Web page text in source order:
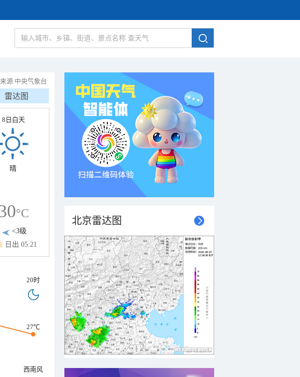
源 中央气象台
雷达图
8日白天
晴
°C
<3级
日出 05:21
20时
27℃
西南风
北京雷达图